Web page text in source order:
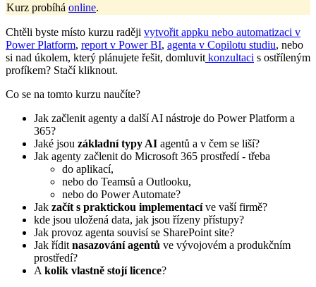
Kurz probíhá online.
Chtěli byste místo kurzu raději vytvořit appku nebo automatizaci v
Power Platform, report v Power BI, agenta v Copilotu studiu, nebo
si nad úkolem, který plánujete řešit, domluvit konzultaci s ostříleným
profíkem? Stačí kliknout.
Co se na tomto kurzu naučíte?
Jak začlenit agenty a další AI nástroje do Power Platform a
365?
Jaké jsou základní typy AI agentů a v čem se liší?
Jak agenty začlenit do Microsoft 365 prostředí - třeba
do aplikací,
nebo do Teamsů a Outlooku,
nebo do Power Automate?
Jak začít s praktickou implementacíve vaší firmě?
kde jsou uložená data, jak jsou řízeny přístupy?
Jak provoz agenta souvisí se SharePoint site?
Jak řídit nasazování agentů ve vývojovém a produkčním
prostředí?
A kolik vlastně stojí licence?